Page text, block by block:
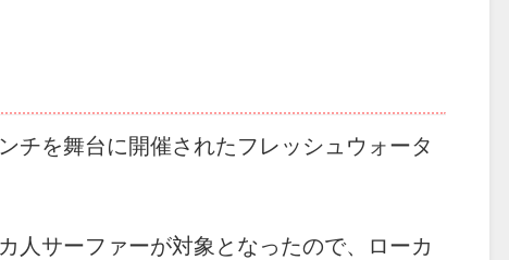
チを舞台に開催されたフレッシュウォータ
人サーファーが対象となったので、ローカ